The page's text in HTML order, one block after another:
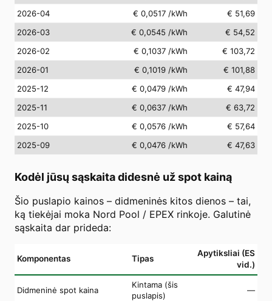
2026-04
€ 0,0517 /kWh
€ 51,69
2026-03
€ 0,0545 /kWh
€ 54,52
2026-02
€ 0,1037 /kWh
€ 103,72
2026-01
€ 0,1019 /kWh
€ 101,88
2025-12
€ 0,0479 /kWh
€ 47,94
2025-11
€ 0,0637 /kWh
€ 63,72
2025-10
€ 0,0576 /kWh
€ 57,64
2025-09
€ 0,0476 /kWh € 47,63
Kodėl jūsų sąskaita didesnė už spot kainą
Šio puslapio kainos – didmeninės kitos dienos – tai,
ką tiekėjai moka Nord Pool / EPEX rinkoje. Galutinė
sąskaita dar prideda:
Komponentas Tipas
Apytiksliai (ES
vid.)
Didmeninė spot kaina
Kintama (šis
puslapis)
—